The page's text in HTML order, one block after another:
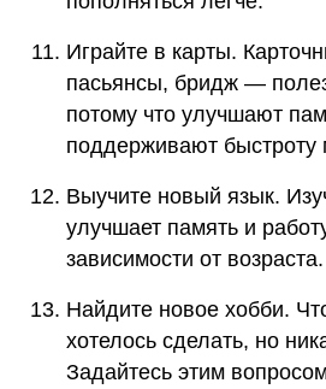
Играйте в карты.
пасьянсы, бридж —
потому что улучшают
поддерживают
Выучите новый язык.
улучшает память и
зависимости от возраста.
Найдите новое хобби.
хотелось сделать, но
Задайтесь этим